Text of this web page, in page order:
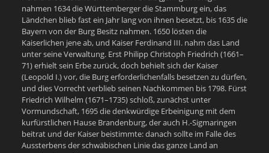
nahmen 1634 die Württemberger die Stammburg ein, das
Ländchen blieb fast ein Jahr lang von ihnen besetzt, bis 1635 die
Bayern von der Burg Besitz nahmen. 1650 lösten die
Kaiserlichen jene ab, und Kaiser Ferdinand III. nahm das Land
unter seine Verwaltung. Erst Philipp Christoph Friedrich (1661–
71) erhielt sein Erbe zurück, doch behielt sich der Kaiser
(Leopold I.) vor, die Burg erforderlichenfalls besetzen zu dürfen,
und dies Vorrecht verblieb seinen Nachkommen bis 1798. Fürst
Friedrich Wilhelm (1671–1735) schloß, zunächst unter
Vormundschaft, 1695 die denkwürdige Erbeinigung mit dem
kurfürstlichen Hause Brandenburg, der auch H.-Sigmaringen
beitrat und der Kaiser beistimmte: danach sollte im Falle des
Aussterbens der schwäbischen Linie das ganze Land an